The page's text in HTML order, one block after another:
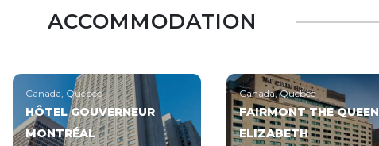
ACCOMMODATION
Canada, Quebec
HÔTEL GOUVERNEUR
MONTRÉAL
Canada, Quebec
FAIRMONT THE QUEEN
ELIZABETH